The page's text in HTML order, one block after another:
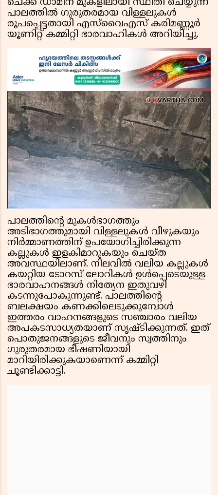
ചെക്ക് ഡാമിന് മുകളിലായി സ്ഥിതി ചെയ്യുന്ന
പാലത്തിൽ ഗുരുതരമായ വിള്ളലുകൾ
രൂപപ്പെട്ടതായി എസ്‌വൈഎസ് കരിമണ്ണൂർ
യൂണിറ്റ് കമ്മിറ്റി ഭാരവാഹികൾ അറിയിച്ചു.
പാലത്തിന്റെ മുകൾഭാഗത്തും
അടിഭാഗത്തുമായി വിള്ളലുകൾ വീഴുകയും
നിർമ്മാണത്തിന് ഉപയോഗിച്ചിരിക്കുന്ന
കല്ലുകൾ ഇളകിമാറുകയും ചെയ്ത
അവസ്ഥയിലാണ്. നിലവിൽ വലിയ കല്ലുകൾ
കയറ്റിയ ടോറസ് ലോറികൾ ഉൾപ്പെടെയുള്ള
ഭാരവാഹനങ്ങൾ നിത്യേന ഇതുവഴി
കടന്നുപോകുന്നുണ്ട്. പാലത്തിന്റെ
ബലക്ഷയം കണക്കിലെടുക്കുമ്പോൾ
ഇത്തരം വാഹനങ്ങളുടെ സഞ്ചാരം വലിയ
അപകടസാധ്യതയാണ് സൃഷ്ടിക്കുന്നത്. ഇത്
പൊതുജനങ്ങളുടെ ജീവനും സ്വത്തിനും
ഗുരുതരമായ ഭീഷണിയായി
മാറിയിരിക്കുകയാണെന്ന് കമ്മിറ്റി
ചൂണ്ടിക്കാട്ടി.